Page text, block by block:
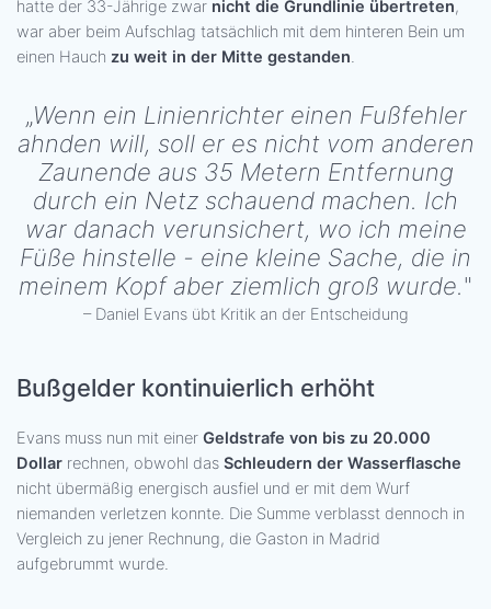
hatte der 33-Jährige zwar nicht die Grundlinie übertreten,
war aber beim Aufschlag tatsächlich mit dem hinteren Bein um
einen Hauch zu weit in der Mitte gestanden
„Wenn ein Linienrichter einen Fußfehler
ahnden will, soll er es nicht vom anderen
Zaunende aus 35 Metern Entfernung
durch ein Netz schauend machen. Ich
war danach verunsichert, wo ich meine
Füße hinstelle - eine kleine Sache, die in
meinem Kopf aber ziemlich groß wurde."
– Daniel Evans übt Kritik an der Entscheidung
Bußgelder kontinuierlich erhöht
Evans muss nun mit einer Geldstrafe von bis zu 20.000
Dollar rechnen, obwohl das Schleudern der Wasserflasche
nicht übermäßig energisch ausfiel und er mit dem Wurf
niemanden verletzen konnte. Die Summe verblasst dennoch in
Vergleich zu jener Rechnung, die Gaston in Madrid
aufgebrummt wurde.